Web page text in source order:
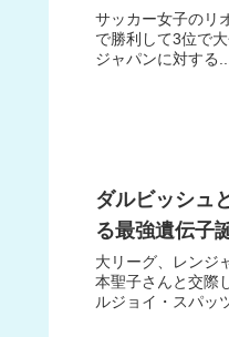
サッカー女子のリ
で勝利して3位で
ジャパンに対する...
ダルビッシュ
る最強遺伝子
大リーグ、レンジ
本聖子さんと交際
ルジョイ・スパッ